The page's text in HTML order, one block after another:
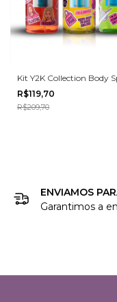
Kit Y2K Collection Body
R$119,70
R$209,70
ENVIAMOS
Garantimos a